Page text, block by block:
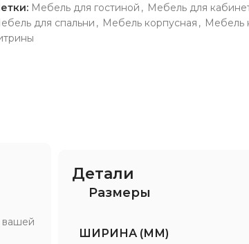
Мебель для гостиной , Мебель для
для спальни , Мебель корпусная , Мебель
Детали
Размеры
ШИРИНА (ММ)